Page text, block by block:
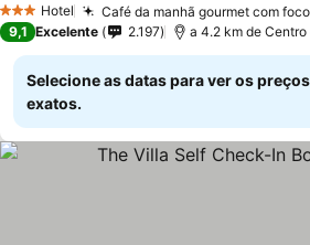
3 EstrelasHotel Café da manhã gourmet com
9,1 Excelente 2.197 a 4.2 km de
Selecione as datas para ver os preços
exatos.